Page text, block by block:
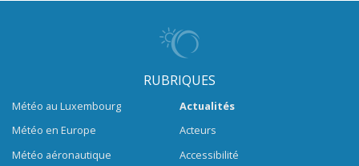
RUBRIQUES
Météo au Luxembourg
Météo en Europe
Météo aéronautique
Actualités
Acteurs
Accessibilité